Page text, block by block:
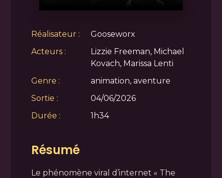
Réalisateur :
Gooseworx
Acteurs :
Lizzie Freeman, Michael
Kovach, Marissa Lenti
Genre :
animation, aventure
Sortie :
04/06/2026
Durée :
1h34
Résumé
Le phénomène viral d’internet « The